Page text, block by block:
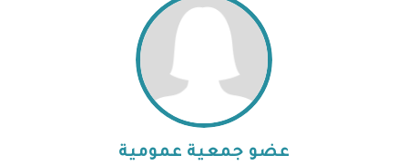
عضو جمعية عمومية